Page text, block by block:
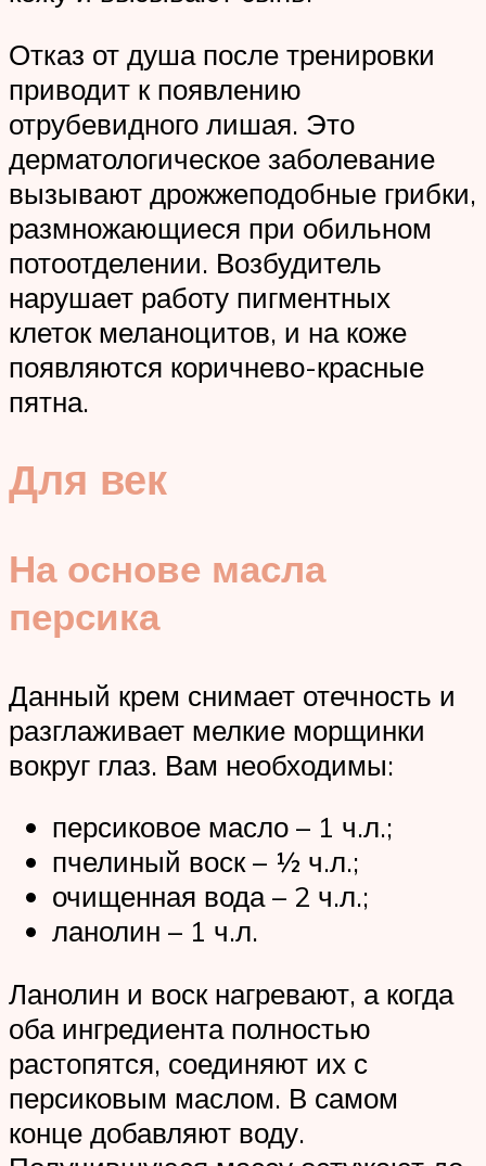
Отказ от душа после тренировки
приводит к появлению
отрубевидного лишая. Это
дерматологическое заболевание
вызывают дрожжеподобные грибки,
размножающиеся при обильном
потоотделении. Возбудитель
нарушает работу пигментных
клеток меланоцитов, и на коже
появляются коричнево-красные
пятна.
Для век
На основе масла
персика
Данный крем снимает отечность и
разглаживает мелкие морщинки
вокруг глаз. Вам необходимы:
персиковое масло – 1 ч.л.;
пчелиный воск – ½ ч.л.;
очищенная вода – 2 ч.л.;
ланолин – 1 ч.л.
Ланолин и воск нагревают, а когда
оба ингредиента полностью
растопятся, соединяют их с
персиковым маслом. В самом
конце добавляют воду.